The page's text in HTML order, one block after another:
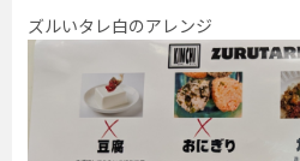
ズルいタレ白のアレンジ